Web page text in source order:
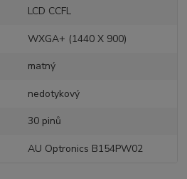
LCD CCFL
WXGA+ (1440 X 900)
matný
nedotykový
30 pinů
AU Optronics B154PW02